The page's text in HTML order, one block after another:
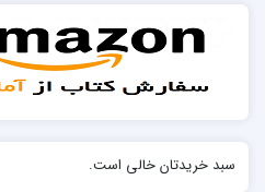
سبد خریدتان خالی است.